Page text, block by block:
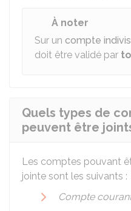
À noter
Sur un compte indivis
doit être validé par
Quels types de
peuvent être
Les comptes pouvant
jointe sont les suivants :
Compte